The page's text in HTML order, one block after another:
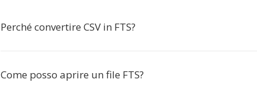
Perché convertire CSV in FTS?
Come posso aprire un file FTS?